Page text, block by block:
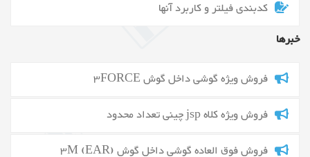
کدبندی فیلتر و کاربرد آنها
خبرها
فروش ویژه گوشی داخل گوش 3FORCE
فروش ویژه کلاه jsp چینی تعداد محدود
فروش فوق العاده گوشی داخل گوش 3M (EAR)